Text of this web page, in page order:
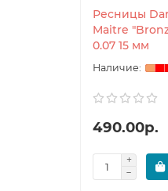
Ресницы
Maitre
0.07 15 мм
490.00р.